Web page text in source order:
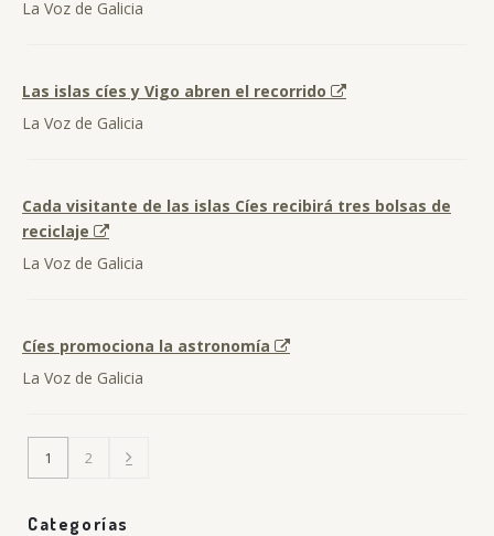
La Voz de Galicia
Las islas cíes y Vigo abren el recorrido
La Voz de Galicia
Cada visitante de las islas Cíes recibirá tres bolsas de
reciclaje
La Voz de Galicia
Cíes promociona la astronomía
La Voz de Galicia
1 2
Categorías